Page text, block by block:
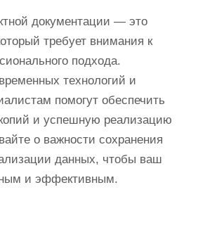
документации — это
требует внимания к
подхода.
технологий и
помогут обеспечить
и успешную реализацию
о важности сохранения
данных, чтобы ваш
и эффективным.